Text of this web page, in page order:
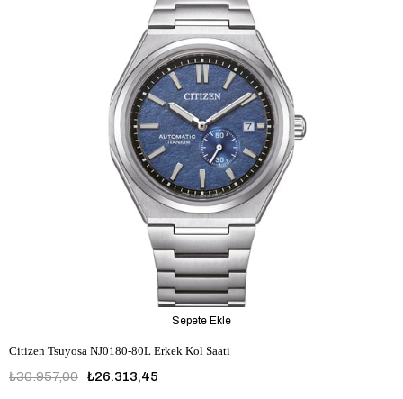
Citizen Tsuyosa NJ0180-80L Erkek Kol Saati
₺26.313,45
₺30.957,00
Sepete Ekle